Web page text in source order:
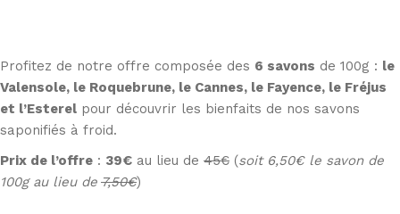
Profitez de notre offre composée des 6 savons de 100g : le
Valensole, le Roquebrune, le Cannes, le Fayence, le Fréjus
et l’Esterel pour découvrir les bienfaits de nos savons
saponifiés à froid.
Prix de l’offre : 39€ au lieu de 45€ (soit 6,50€ le savon de
100g au lieu de 7,50€)